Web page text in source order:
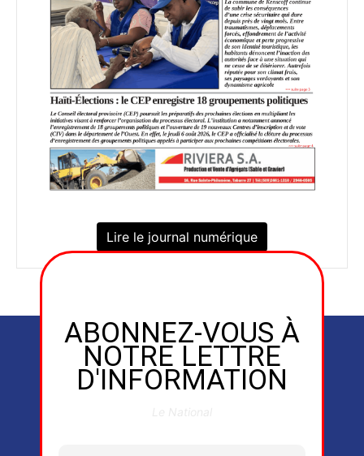
Lire le journal numérique
ABONNEZ-VOUS À
NOTRE LETTRE
D'INFORMATION